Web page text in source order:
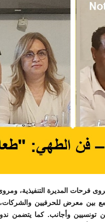
فرحات المديرة التنفيذية،
يجمع بين معرض للحرفيين
تونسيين وأجانب. كما